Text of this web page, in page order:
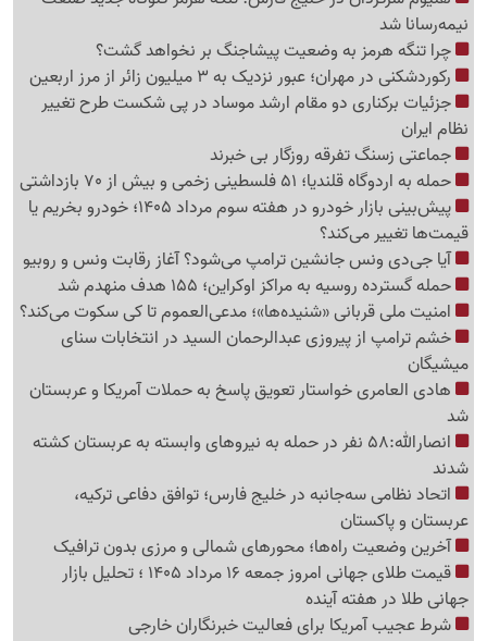
نیمه‌رسانا شد
چرا تنگه هرمز به وضعیت پیشاجنگ بر نخواهد گشت؟
رکوردشکنی در مهران؛ عبور نزدیک به 3 میلیون زائر از مرز اربعین
جزئیات برکناری دو مقام ارشد موساد در پی شکست طرح تغییر
نظام ایران
جماعتی زسنگ تفرقه روزگار بی خبرند
حمله به اردوگاه قلندیا؛ 51 فلسطینی زخمی و بیش از 70 بازداشتی
پیش‌بینی بازار خودرو در هفته سوم مرداد 1405؛ خودرو بخریم یا
قیمت‌ها تغییر می‌کند؟
آیا جی‌دی ونس جانشین ترامپ می‌شود؟ آغاز رقابت ونس و روبیو
حمله گسترده روسیه به مراکز اوکراین؛ 155 هدف منهدم شد
امنیت ملی قربانی «شنیده‌ها»؛ مدعی‌العموم تا کی سکوت می‌کند؟
خشم ترامپ از پیروزی عبدالرحمان السید در انتخابات سنای
میشیگان
هادی العامری خواستار تعویق پاسخ به حملات آمریکا و عربستان
شد
انصارالله:58 نفر در حمله به نیروهای وابسته به عربستان کشته
شدند
اتحاد نظامی سه‌جانبه در خلیج فارس؛ توافق دفاعی ترکیه،
عربستان و پاکستان
آخرین وضعیت راه‌ها؛ محورهای شمالی و مرزی بدون ترافیک
قیمت طلای جهانی امروز جمعه 16 مرداد 1405 ؛ تحلیل بازار
جهانی طلا در هفته آینده
شرط عجیب آمریکا برای فعالیت خبرنگاران خارجی